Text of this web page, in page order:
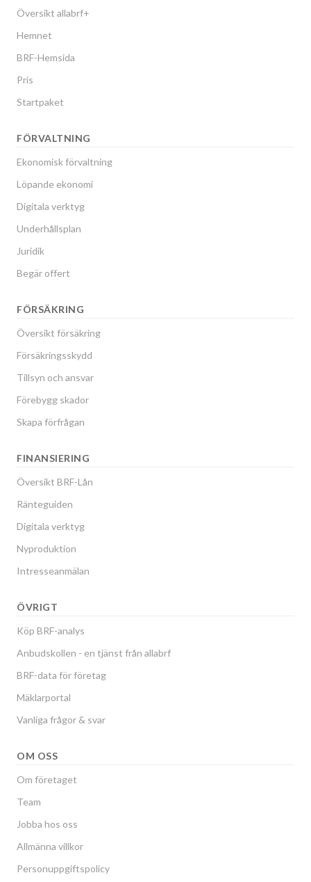
Översikt allabrf+
Hemnet
BRF-Hemsida
Pris
Startpaket
FÖRVALTNING
Ekonomisk förvaltning
Löpande ekonomi
Digitala verktyg
Underhållsplan
Juridik
Begär offert
FÖRSÄKRING
Översikt försäkring
Försäkringsskydd
Tillsyn och ansvar
Förebygg skador
Skapa förfrågan
FINANSIERING
Översikt BRF-Lån
Ränteguiden
Digitala verktyg
Nyproduktion
Intresseanmälan
ÖVRIGT
Köp BRF-analys
Anbudskollen - en tjänst från allabrf
BRF-data för företag
Mäklarportal
Vanliga frågor & svar
OM OSS
Om företaget
Team
Jobba hos oss
Allmänna villkor
Personuppgiftspolicy